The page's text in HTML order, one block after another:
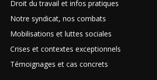
Droit du travail et infos pratiques
Notre syndicat, nos combats
Mobilisations et luttes sociales
Crises et contextes exceptionnels
Témoignages et cas concrets